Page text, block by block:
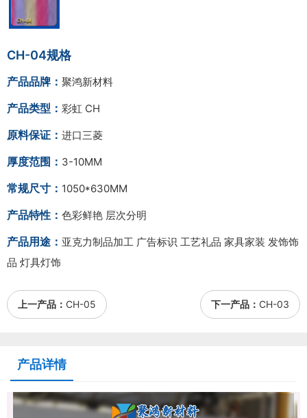
CH-04规格
产品品牌： 聚鸿新材料
产品类型： 彩虹 CH
原料保证： 进口三菱
厚度范围： 3-10MM
常规尺寸： 1050*630MM
产品特性： 色彩鲜艳 层次分明
产品用途： 亚克力制品加工 广告标识 工艺礼品 家具家装 发饰饰
品 灯具灯饰
上一产品： CH-05 下一产品： CH-03
产品详情